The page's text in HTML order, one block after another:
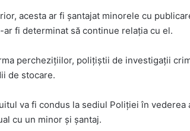
acesta ar fi șantajat minorele cu
ar fi determinat să continue relația cu el.
perchezițiilor, polițiștii de investigații
de stocare.
va fi condus la sediul Poliției în
cu un minor și șantaj.